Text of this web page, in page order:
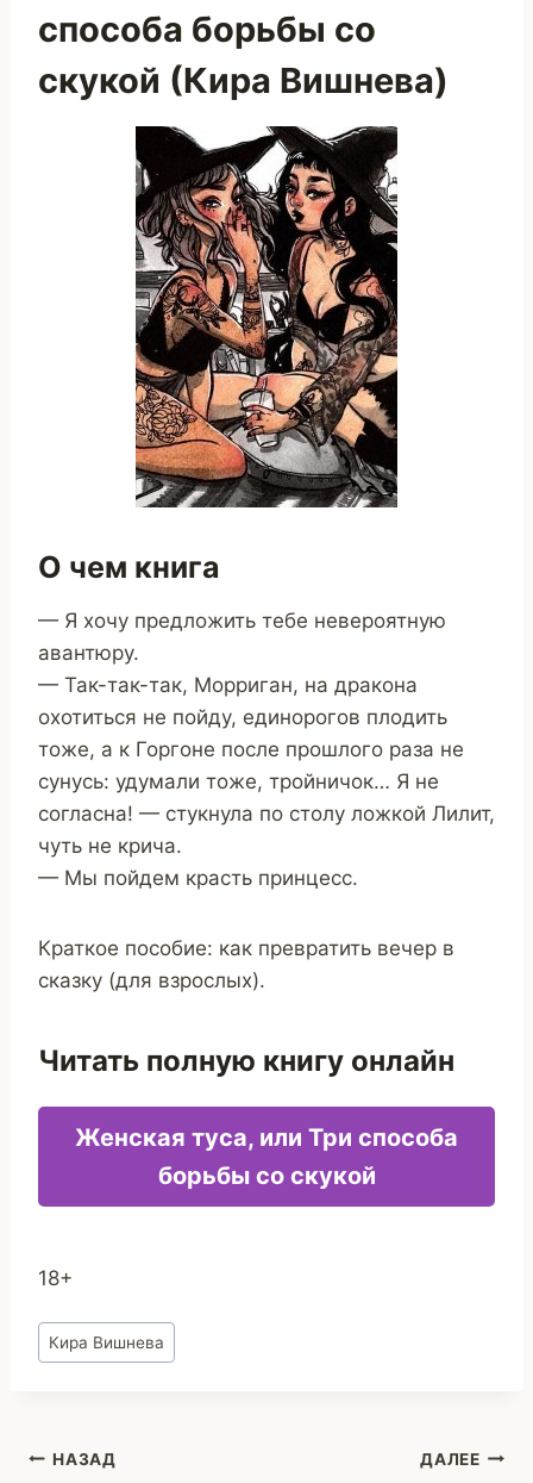
способа борьбы со
скукой (Кира Вишнева)
О чем книга
— Я хочу предложить тебе невероятную
авантюру.
— Так-так-так, Морриган, на дракона
охотиться не пойду, единорогов плодить
тоже, а к Горгоне после прошлого раза не
сунусь: удумали тоже, тройничок… Я не
согласна! — стукнула по столу ложкой Лилит,
чуть не крича.
— Мы пойдем красть принцесс.
Краткое пособие: как превратить вечер в
сказку (для взрослых).
Читать полную книгу онлайн
Женская туса, или Три способа
борьбы со скукой
18+
Метки
записи:
Кира Вишнева
Навигация
НАЗАД ДАЛЕЕ